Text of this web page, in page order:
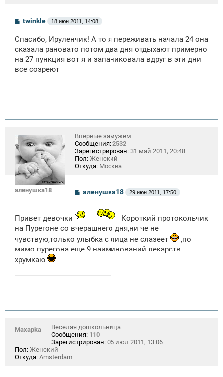
С
б
щ
н
и
twinkle 18 июн 2011, 14:08
Спасибо, Ируленчик! А то я переживать начала 24 она
сказала рановато потом два дня отдыхают примерно
на 27 пункция вот я и запаниковала вдруг в эти дни
все созреют
аленушка18
Впервые замужем
Сообщения: 2532
Зарегистрирован: 31 май 2011, 20:48
Пол: Женский
Откуда: Москва
С
б
щ
е
н
и
е
аленушка18 29 июн 2011, 17:50
Привет девочки
Короткий протокольчик
на Пурегоне со вчерашнего дня,ни че не
чувствую,только улыбка с лица не слазеет
,по
мимо пурегона еще 9 наиминований лекарств
хрумкаю
Maxapka
Веселая дошкольница
Сообщения: 110
Зарегистрирован: 05 июл 2011, 13:06
Пол: Женский
Откуда: Amsterdam